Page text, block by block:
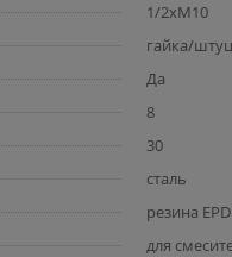
1/2хМ10
гайка/
Да
8
30
сталь
резина
для